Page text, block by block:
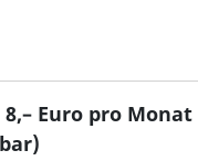
Euro pro Monat